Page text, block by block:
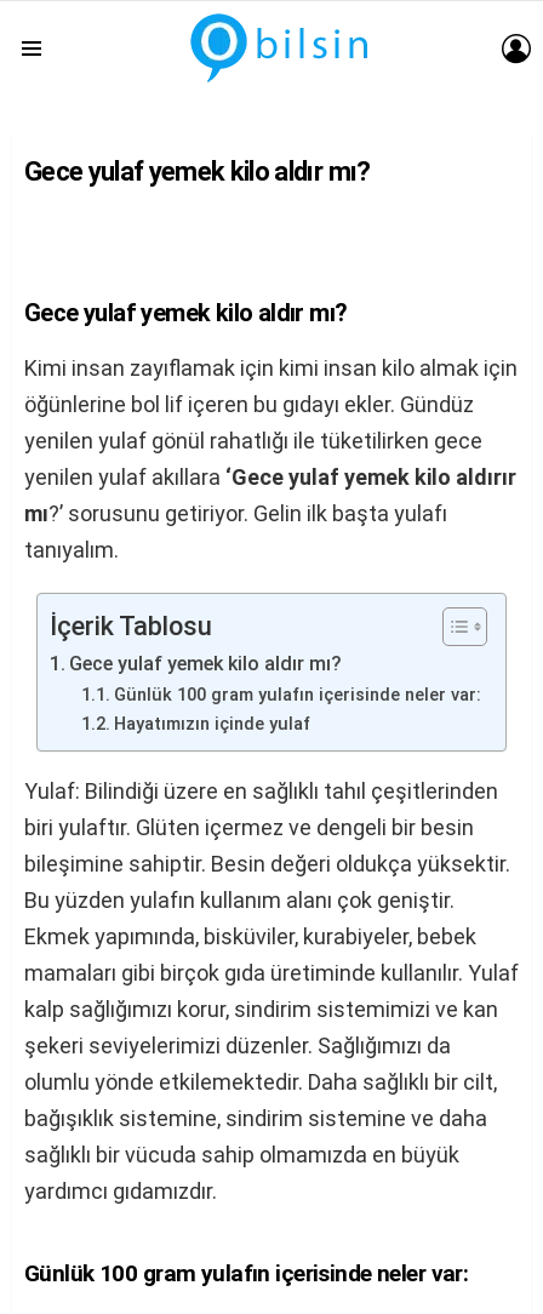
Gece yulaf yemek kilo aldır mı?
Gece yulaf yemek kilo aldır mı?
Kimi insan zayıflamak için kimi insan kilo almak için
öğünlerine bol lif içeren bu gıdayı ekler. Gündüz
yenilen yulaf gönül rahatlığı ile tüketilirken gece
yenilen yulaf akıllara ‘Gece yulaf yemek kilo aldırır
mı?’ sorusunu getiriyor. Gelin ilk başta yulafı
tanıyalım.
İçerik Tablosu
Gece yulaf yemek kilo aldır mı?
Günlük 100 gram yulafın içerisinde neler var:
Hayatımızın içinde yulaf
Yulaf: Bilindiği üzere en sağlıklı tahıl çeşitlerinden
biri yulaftır. Glüten içermez ve dengeli bir besin
bileşimine sahiptir. Besin değeri oldukça yüksektir.
Bu yüzden yulafın kullanım alanı çok geniştir.
Ekmek yapımında, bisküviler, kurabiyeler, bebek
mamaları gibi birçok gıda üretiminde kullanılır. Yulaf
kalp sağlığımızı korur, sindirim sistemimizi ve kan
şekeri seviyelerimizi düzenler. Sağlığımızı da
olumlu yönde etkilemektedir. Daha sağlıklı bir cilt,
bağışıklık sistemine, sindirim sistemine ve daha
sağlıklı bir vücuda sahip olmamızda en büyük
yardımcı gıdamızdır.
Günlük 100 gram yulafın içerisinde neler var: